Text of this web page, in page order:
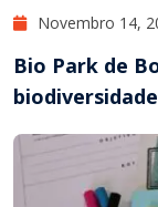
Novembro 14,
Bio Park de
biodiversidade